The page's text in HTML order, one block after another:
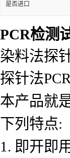
是否进口
PCR检测
染料法探
探针法
本产品就
下列特点:
1. 即开即